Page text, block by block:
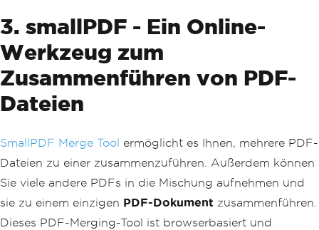
3. smallPDF - Ein Online-
Werkzeug zum
Zusammenführen von PDF-
Dateien
SmallPDF Merge Tool ermöglicht es Ihnen, mehrere PDF-
Dateien zu einer zusammenzuführen. Außerdem können
Sie viele andere PDFs in die Mischung aufnehmen und
sie zu einem einzigen PDF-Dokument zusammenführen.
Dieses PDF-Merging-Tool ist browserbasiert und